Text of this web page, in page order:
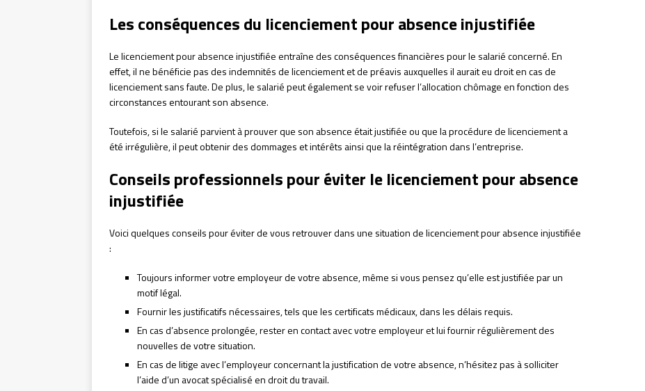
Les conséquences du licenciement pour absence injustifiée
Le licenciement pour absence injustifiée entraîne des conséquences financières pour le salarié concerné. En
effet, il ne bénéficie pas des indemnités de licenciement et de préavis auxquelles il aurait eu droit en cas de
licenciement sans faute. De plus, le salarié peut également se voir refuser l’allocation chômage en fonction des
circonstances entourant son absence.
Toutefois, si le salarié parvient à prouver que son absence était justifiée ou que la procédure de licenciement a
été irrégulière, il peut obtenir des dommages et intérêts ainsi que la réintégration dans l’entreprise.
Conseils professionnels pour éviter le licenciement pour absence
injustifiée
Voici quelques conseils pour éviter de vous retrouver dans une situation de licenciement pour absence injustifiée
:
Toujours informer votre employeur de votre absence, même si vous pensez qu’elle est justifiée par un
motif légal.
Fournir les justificatifs nécessaires, tels que les certificats médicaux, dans les délais requis.
En cas d’absence prolongée, rester en contact avec votre employeur et lui fournir régulièrement des
nouvelles de votre situation.
En cas de litige avec l’employeur concernant la justification de votre absence, n’hésitez pas à solliciter
l’aide d’un avocat spécialisé en droit du travail.